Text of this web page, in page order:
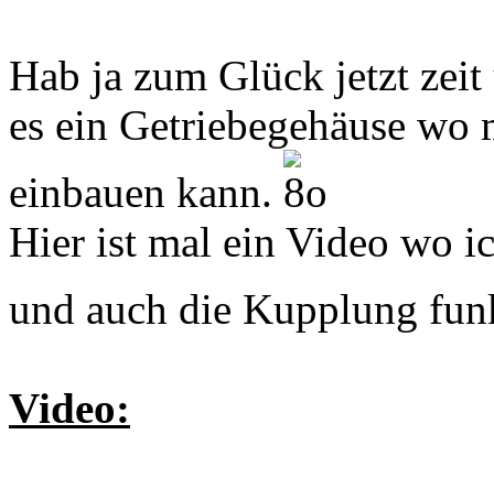
Hab ja zum Glück jetzt
es ein Getriebegehäuse
einbauen kann.
Hier ist mal ein Video wo
und auch die Kupplung
Video: